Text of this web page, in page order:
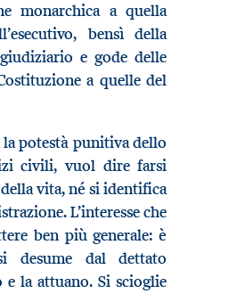
monarchica a quella
bensì della
e gode delle
a quelle del
la potestà punitiva dello
civili, vuol dire farsi
vita, né si identifica
L’interesse che
ben più generale: è
desume dal dettato
la attuano. Si scioglie